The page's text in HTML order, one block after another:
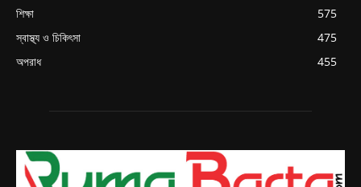
শিক্ষা
575
স্বাস্থ্য ও চিকিৎসা
475
অপরাধ
455